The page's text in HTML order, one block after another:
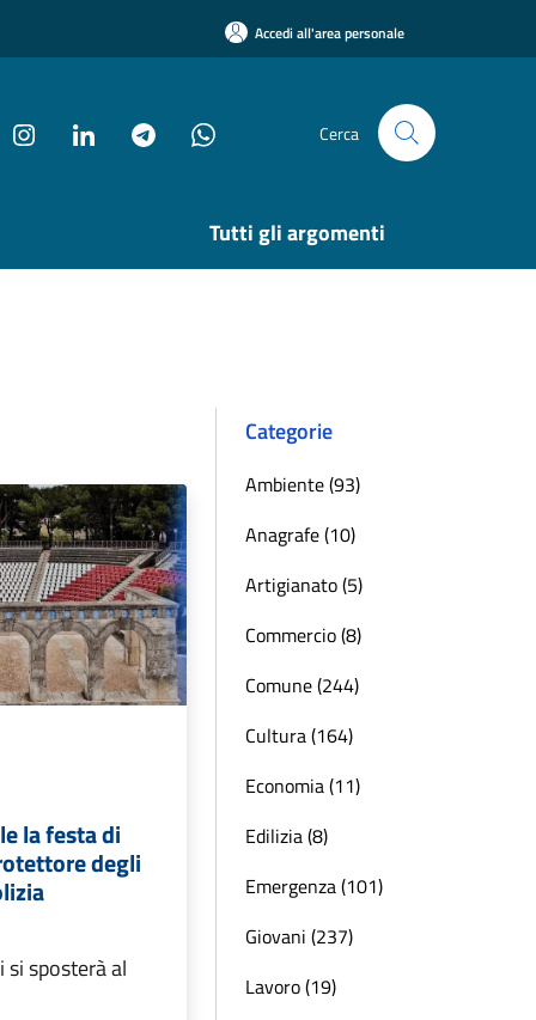
Accedi all'area personale
Cerca
Tutti gli argomenti
la festa di
degli
si sposterà al
Categorie
Ambiente (93)
Anagrafe (10)
Artigianato (5)
Commercio (8)
Comune (244)
Cultura (164)
Economia (11)
Edilizia (8)
Emergenza (101)
Giovani (237)
Lavoro (19)